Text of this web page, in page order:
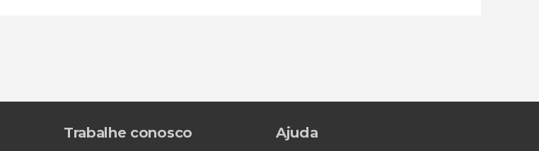
Trabalhe conosco Ajuda